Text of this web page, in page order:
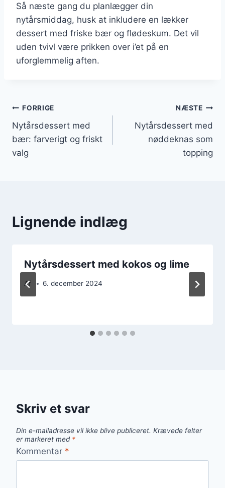
Så næste gang du planlægger din
nytårsmiddag, husk at inkludere en lækker
dessert med friske bær og flødeskum. Det vil
uden tvivl være prikken over i’et på en
uforglemmelig aften.
Indlægsnavigation
FORRIGE
Nytårsdessert med
bær: farverigt og friskt
valg
NÆSTE
Nytårsdessert med
nøddeknas som
topping
Lignende indlæg
Nytårsdessert med kokos og lime
Af 6. december 2024
Skriv et svar
Din e-mailadresse vil ikke blive publiceret. Krævede felter
er markeret med *
Kommentar *